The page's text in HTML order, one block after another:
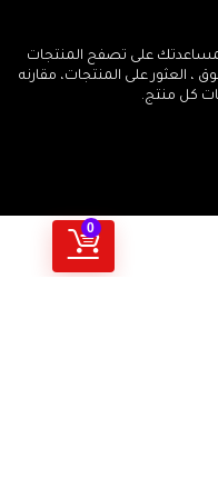
0
على تصفح المنتجات
، العثور على المنتجات، مقارنه
كل منتج.